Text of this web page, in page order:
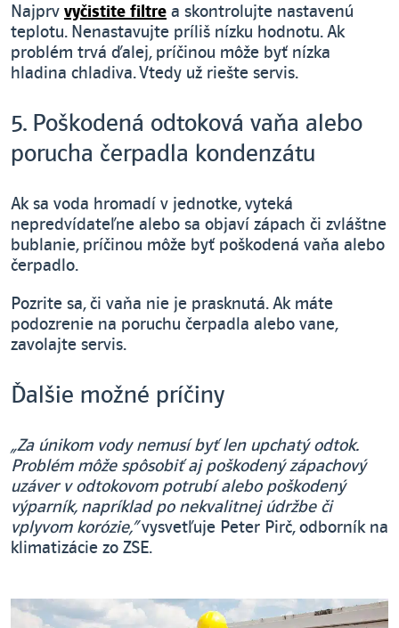
Najprv vyčistite filtre a skontrolujte nastavenú
teplotu. Nenastavujte príliš nízku hodnotu. Ak
problém trvá ďalej, príčinou môže byť nízka
hladina chladiva. Vtedy už riešte servis.
5. Poškodená odtoková vaňa alebo
porucha čerpadla kondenzátu
Ak sa voda hromadí v jednotke, vyteká
nepredvídateľne alebo sa objaví zápach či zvláštne
bublanie, príčinou môže byť poškodená vaňa alebo
čerpadlo.
Pozrite sa, či vaňa nie je prasknutá. Ak máte
podozrenie na poruchu čerpadla alebo vane,
zavolajte servis.
Ďalšie možné príčiny
„Za únikom vody nemusí byť len upchatý odtok.
Problém môže spôsobiť aj poškodený zápachový
uzáver v odtokovom potrubí alebo poškodený
výparník, napríklad po nekvalitnej údržbe či
vplyvom korózie,“vysvetľuje Peter Pirč, odborník na
klimatizácie zo ZSE.